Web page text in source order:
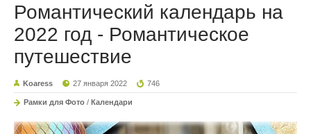
Романтический календарь на
2022 год - Романтическое
путешествие
Koaress 27 января 2022 746
Рамки для Фото / Календари